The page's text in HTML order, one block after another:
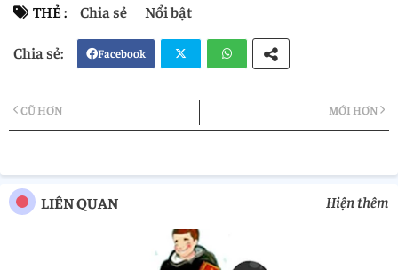
THẺ : Chia sẻ Nổi bật
Facebook
MỚI HƠN
CŨ HƠN
LIÊN QUAN Hiện thêm